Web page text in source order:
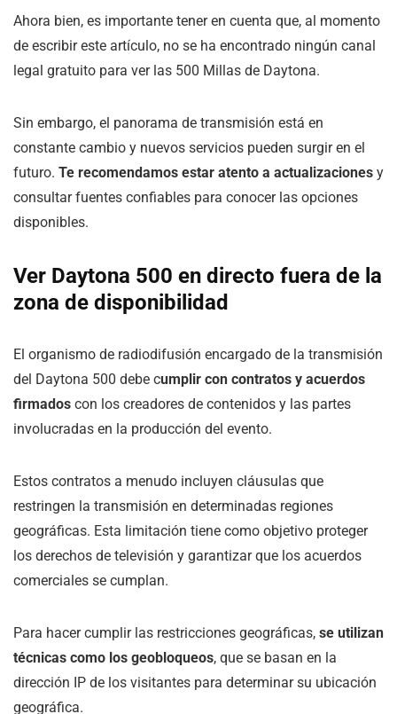
Ahora bien, es importante tener en cuenta que, al momento
de escribir este artículo, no se ha encontrado ningún canal
legal gratuito para ver las 500 Millas de Daytona.
Sin embargo, el panorama de transmisión está en
constante cambio y nuevos servicios pueden surgir en el
futuro. Te recomendamos estar atento a actualizaciones y
consultar fuentes confiables para conocer las opciones
disponibles.
Ver Daytona 500 en directo fuera de la
zona de disponibilidad
El organismo de radiodifusión encargado de la transmisión
del Daytona 500 debe cumplir con contratos y acuerdos
firmados con los creadores de contenidos y las partes
involucradas en la producción del evento.
Estos contratos a menudo incluyen cláusulas que
restringen la transmisión en determinadas regiones
geográficas. Esta limitación tiene como objetivo proteger
los derechos de televisión y garantizar que los acuerdos
comerciales se cumplan.
Para hacer cumplir las restricciones geográficas, se utilizan
técnicas como los geobloqueos, que se basan en la
dirección IP de los visitantes para determinar su ubicación
geográfica.